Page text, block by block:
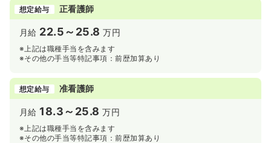
想定給与 正看護師
月給 22.5～25.8 万円
※上記は職種手当を含みます
※その他の手当等特記事項：前歴加算あり
想定給与 准看護師
月給 18.3～25.8 万円
※上記は職種手当を含みます
※その他の手当等特記事項：前歴加算あり